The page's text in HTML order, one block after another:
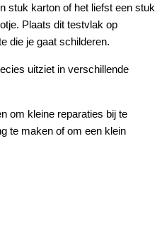
stuk karton of het liefst een stuk
Plaats dit testvlak op
die je gaat schilderen.
uitziet in verschillende
om kleine reparaties bij te
te maken of om een klein